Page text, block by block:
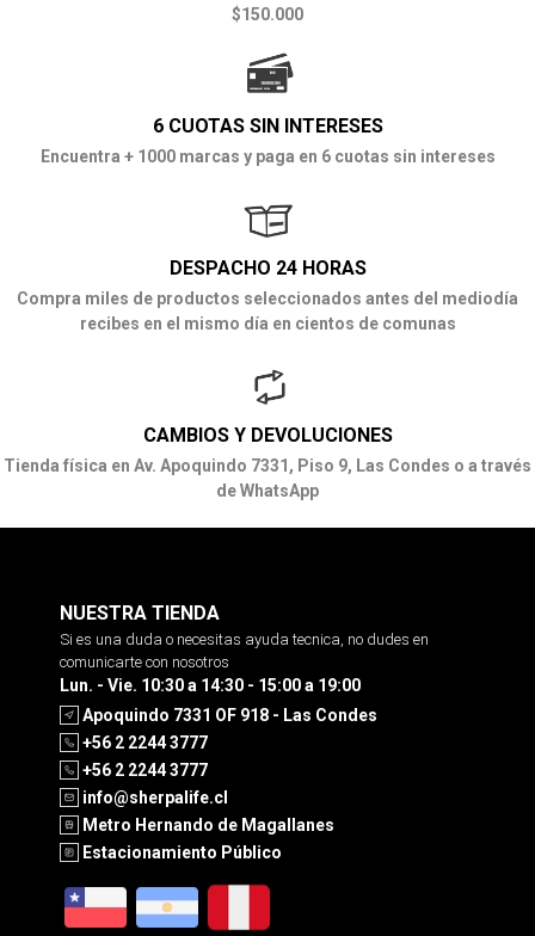
$150.000
6 CUOTAS SIN INTERESES
Encuentra + 1000 marcas y paga en 6 cuotas sin intereses
DESPACHO 24 HORAS
Compra miles de productos seleccionados antes del mediodía
recibes en el mismo día en cientos de comunas
CAMBIOS Y DEVOLUCIONES
Tienda física en Av. Apoquindo 7331, Piso 9, Las Condes o a través
de WhatsApp
NUESTRA TIENDA
Si es una duda o necesitas ayuda tecnica, no dudes en
comunicarte con nosotros
Lun. - Vie. 10:30 a 14:30 - 15:00 a 19:00
Apoquindo 7331 OF 918 - Las Condes
+56 2 2244 3777
+56 2 2244 3777
info@sherpalife.cl
Metro Hernando de Magallanes
Estacionamiento Público